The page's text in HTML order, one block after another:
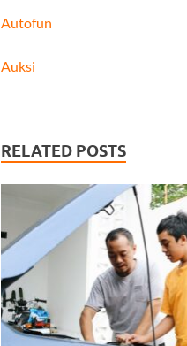
Autofun
Auksi
RELATED POSTS